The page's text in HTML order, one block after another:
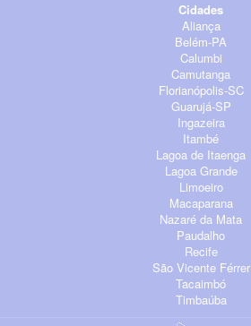
Cidades
Aliança
Belém-PA
Calumbi
Camutanga
Florianópolis-SC
Guarujá-SP
Ingazeira
Itambé
Lagoa de Itaenga
Lagoa Grande
Limoeiro
Macaparana
Nazaré da Mata
Paudalho
Recife
São Vicente Férrer
Tacaimbó
Timbaúba